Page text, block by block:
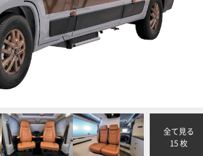
全て見る
15 枚